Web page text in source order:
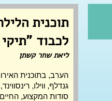
תוכנית
לכבוד
ליאת שחר קשתן
הערב, בתוכנית
גנדלף, ווילו,
סודות המקצוע,